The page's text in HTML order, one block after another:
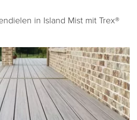
in Island Mist mit Trex®